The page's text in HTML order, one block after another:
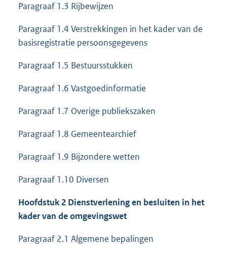
Paragraaf 1.3 Rijbewijzen
Paragraaf 1.4 Verstrekkingen in het kader van de
basisregistratie persoonsgegevens
Paragraaf 1.5 Bestuursstukken
Paragraaf 1.6 Vastgoedinformatie
Paragraaf 1.7 Overige publiekszaken
Paragraaf 1.8 Gemeentearchief
Paragraaf 1.9 Bijzondere wetten
Paragraaf 1.10 Diversen
Hoofdstuk 2 Dienstverlening en besluiten in het
kader van de omgevingswet
Paragraaf 2.1 Algemene bepalingen